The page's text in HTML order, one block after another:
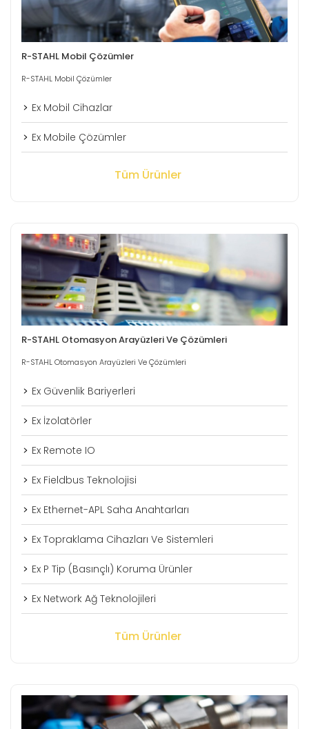
R-STAHL Mobil Çözümler
R-STAHL Mobil Çözümler
Ex Mobil Cihazlar
Ex Mobile Çözümler
Tüm Ürünler
R-STAHL Otomasyon Arayüzleri Ve Çözümleri
R-STAHL Otomasyon Arayüzleri Ve Çözümleri
Ex Güvenlik Bariyerleri
Ex İzolatörler
Ex Remote IO
Ex Fieldbus Teknolojisi
Ex Ethernet-APL Saha Anahtarları
Ex Topraklama Cihazları Ve Sistemleri
Ex P Tip (Basınçlı) Koruma Ürünler
Ex Network Ağ Teknolojileri
Tüm Ürünler